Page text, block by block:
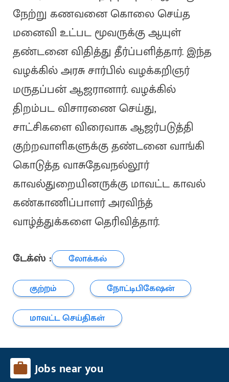
நேற்று கணவனை கொலை செய்த
மனைவி உட்பட மூவருக்கு ஆயுள்
தண்டனை விதித்து தீர்ப்பளித்தார். இந்த
வழக்கில் அரசு சார்பில் வழக்கறிஞர்
மருதப்பன் ஆஜரானார். வழக்கில்
திறம்பட விசாரணை செய்து,
சாட்சிகளை விரைவாக ஆஜர்படுத்தி
குற்றவாளிகளுக்கு தண்டனை வாங்கி
கொடுத்த வாசுதேவநல்லூர்
காவல்துறையினருக்கு மாவட்ட காவல்
கண்காணிப்பாளர் அரவிந்த்
வாழ்த்துக்களை தெரிவித்தார்.
டேக்ஸ் :
லோக்கல்
குற்றம்
நோட்டிபிகேஷன்
மாவட்ட செய்திகள்
Jobs near you